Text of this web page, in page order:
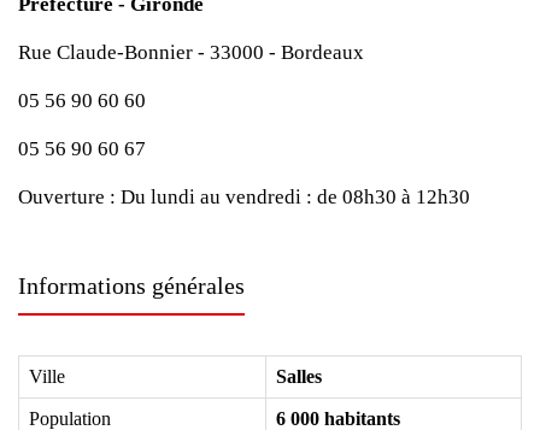
Rue Claude-Bonnier - 33000 - Bordeaux
05 56 90 60 60
05 56 90 60 67
Ouverture : Du lundi au vendredi : de 08h30 à 12h30
Informations générales
Ville Salles
Population 6 000 habitants